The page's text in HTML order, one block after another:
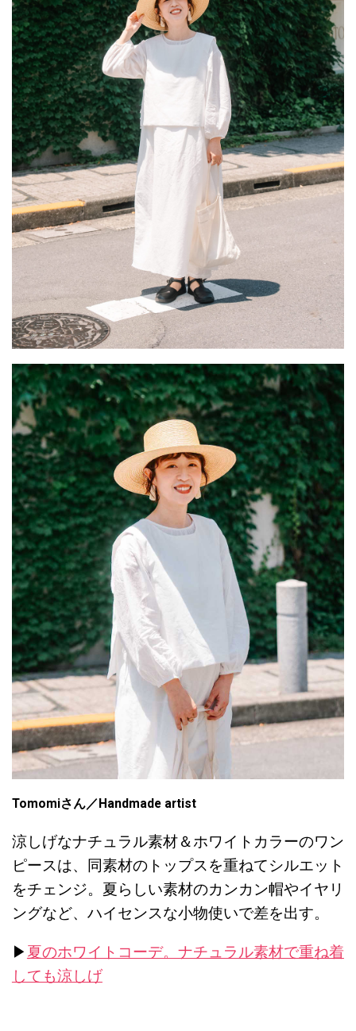
Tomomiさん／Handmade artist
涼しげなナチュラル素材＆ホワイトカラーのワン
ピースは、同素材のトップスを重ねてシルエット
をチェンジ。夏らしい素材のカンカン帽やイヤリ
ングなど、ハイセンスな小物使いで差を出す。
▶︎夏のホワイトコーデ。ナチュラル素材で重ね着
しても涼しげ